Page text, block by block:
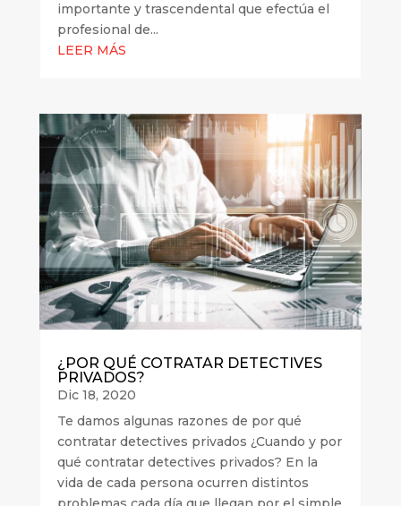
importante y trascendental que efectúa el
profesional de...
LEER MÁS
¿POR QUÉ COTRATAR DETECTIVES
PRIVADOS?
Dic 18, 2020
Te damos algunas razones de por qué
contratar detectives privados ¿Cuando y por
qué contratar detectives privados? En la
vida de cada persona ocurren distintos